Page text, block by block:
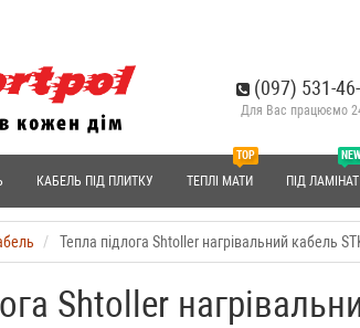
(097) 531-
Для Вас працюємо
КАБЕЛЬ ПІД ПЛИТКУ
TOP
ТЕПЛІ МАТИ
NEW
ПІД ЛАМІНАТ
Тепла підлога Shtoller нагрівальний кабель
Shtoller